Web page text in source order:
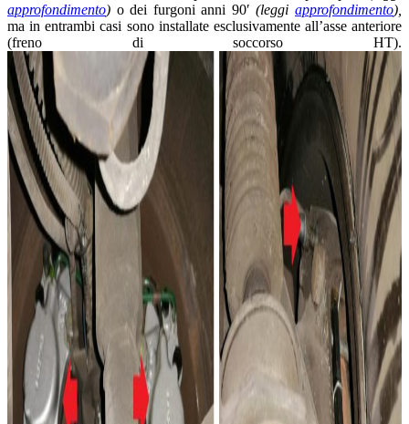
approfondimento) o dei furgoni anni 90′(leggiapprofondimento),
ma in entrambi casi sono installate esclusivamente all’asse anteriore
(freno di soccorso HT).